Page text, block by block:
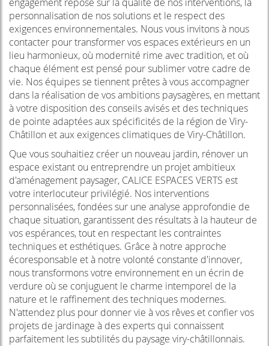
personnalisation de nos solutions et le respect des
exigences environnementales. Nous vous invitons à nous
contacter pour transformer vos espaces extérieurs en un
lieu harmonieux, où modernité rime avec tradition, et où
chaque élément est pensé pour sublimer votre cadre de
vie. Nos équipes se tiennent prêtes à vous accompagner
dans la réalisation de vos ambitions paysagères, en mettant
à votre disposition des conseils avisés et des techniques
de pointe adaptées aux spécificités de la région de Viry-
Châtillon et aux exigences climatiques de Viry-Châtillon.
Que vous souhaitiez créer un nouveau jardin, rénover un
espace existant ou entreprendre un projet ambitieux
d'aménagement paysager, CALICE ESPACES VERTS est
votre interlocuteur privilégié. Nos interventions
personnalisées, fondées sur une analyse approfondie de
chaque situation, garantissent des résultats à la hauteur de
vos espérances, tout en respectant les contraintes
techniques et esthétiques. Grâce à notre approche
écoresponsable et à notre volonté constante d'innover,
nous transformons votre environnement en un écrin de
verdure où se conjuguent le charme intemporel de la
nature et le raffinement des techniques modernes.
N'attendez plus pour donner vie à vos rêves et confier vos
projets de jardinage à des experts qui connaissent
parfaitement les subtilités du paysage viry-châtillonnais.